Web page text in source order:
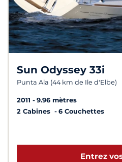
Sun Odyssey 33i
Punta Ala (44 km de Ile d'Elbe)
2011
9.96 mètres
2 Cabines
6 Couchettes
Entrez